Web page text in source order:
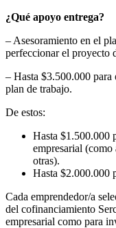
¿Qué apoyo entrega?
– Asesoramiento en el
perfeccionar el proyecto
– Hasta $3.500.000 para
plan de trabajo.
De estos:
Hasta $1.500.000
empresarial (como
otras).
Hasta $2.000.000
Cada emprendedor/a
del cofinanciamiento
empresarial como para